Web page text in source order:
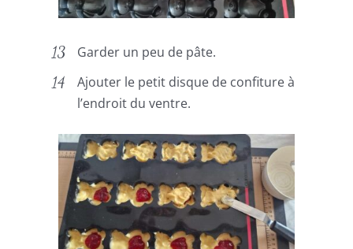
Garder un peu de pâte.
Ajouter le petit disque de confiture à
l’endroit du ventre.